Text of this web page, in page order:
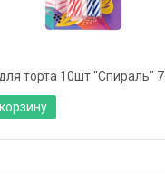
торта 10шт "Спираль"